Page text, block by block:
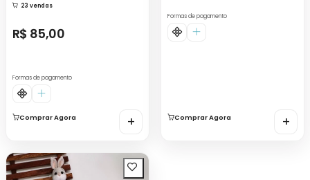
23 vendas
R$ 85,00
Formas de pagamento
Comprar Agora +
Formas de pagamento
Comprar Agora +